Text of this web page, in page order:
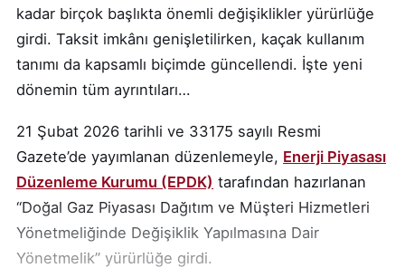
kadar birçok başlıkta önemli değişiklikler yürürlüğe
girdi. Taksit imkânı genişletilirken, kaçak kullanım
tanımı da kapsamlı biçimde güncellendi. İşte yeni
dönemin tüm ayrıntıları…
21 Şubat 2026 tarihli ve 33175 sayılı Resmi
Gazete’de yayımlanan düzenlemeyle, Enerji Piyasası
Düzenleme Kurumu (EPDK) tarafından hazırlanan
“Doğal Gaz Piyasası Dağıtım ve Müşteri Hizmetleri
Yönetmeliğinde Değişiklik Yapılmasına Dair
Yönetmelik” yürürlüğe girdi.